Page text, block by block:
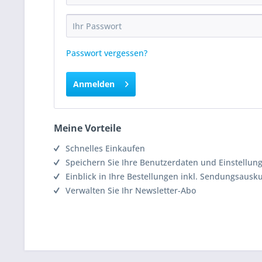
Passwort vergessen?
Anmelden
Meine Vorteile
Schnelles Einkaufen
Speichern Sie Ihre Benutzerdaten und
Einblick in Ihre Bestellungen inkl.
Verwalten Sie Ihr Newsletter-Abo